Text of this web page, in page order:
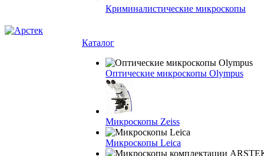
Криминалистические микроскопы
Каталог
Оптические микроскопы Olympus
Микроскопы Zeiss
Микроскопы Leica